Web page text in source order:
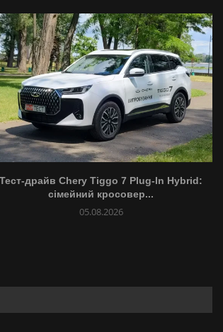
Тест-драйв Chery Tiggo 7 Plug-In Hybrid:
сімейний кросовер...
05.08.2026